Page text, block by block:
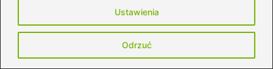
Ustawienia
Odrzuć
Odkryj emocjonalne przesłania w
tekstach piosenek, które skłaniają do
Prosty sposób na zmianę hasła na